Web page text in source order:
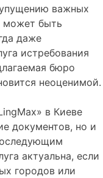
важных
может быть
даже
истребования
бюро
неоценимой.
в Киеве
документов, но и
актуальна, если
городов или